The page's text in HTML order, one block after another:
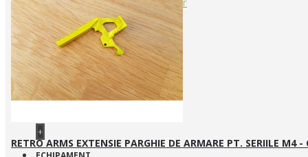
+
RETRO ARMS EXTENSIE PARGHIE DE ARMARE PT. SERIILE M4 -